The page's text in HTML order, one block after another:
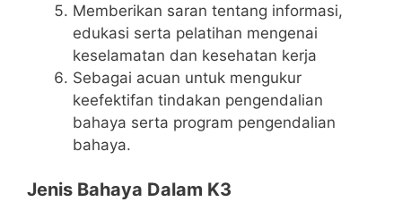
Memberikan saran tentang informasi,
edukasi serta pelatihan mengenai
keselamatan dan kesehatan kerja
Sebagai acuan untuk mengukur
keefektifan tindakan pengendalian
bahaya serta program pengendalian
bahaya.
Jenis Bahaya Dalam K3